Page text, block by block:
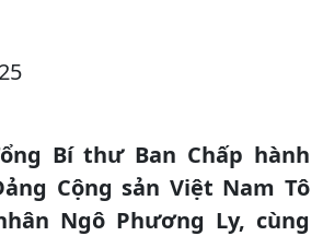
Bí thư Ban Chấp hành
Cộng sản Việt Nam Tô
Ngô Phương Ly, cùng